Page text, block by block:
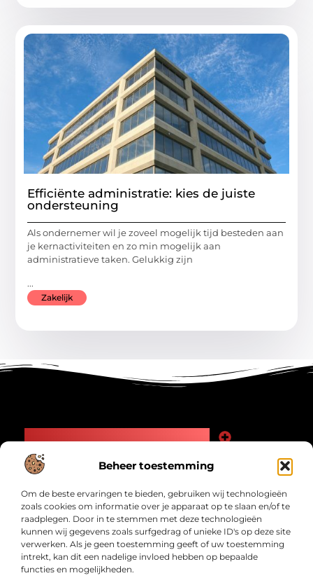
Beheer toestemming
Om de beste ervaringen te bieden, gebruiken wij technologieën
zoals cookies om informatie over je apparaat op te slaan en/of te
raadplegen. Door in te stemmen met deze technologieën
kunnen wij gegevens zoals surfgedrag of unieke ID's op deze site
verwerken. Als je geen toestemming geeft of uw toestemming
intrekt, kan dit een nadelige invloed hebben op bepaalde
functies en mogelijkheden.
Efficiënte administratie: kies de juiste
ondersteuning
Als ondernemer wil je zoveel mogelijk tijd besteden aan
je kernactiviteiten en zo min mogelijk aan
administratieve taken. Gelukkig zijn
...
Zakelijk
Bericht categorie